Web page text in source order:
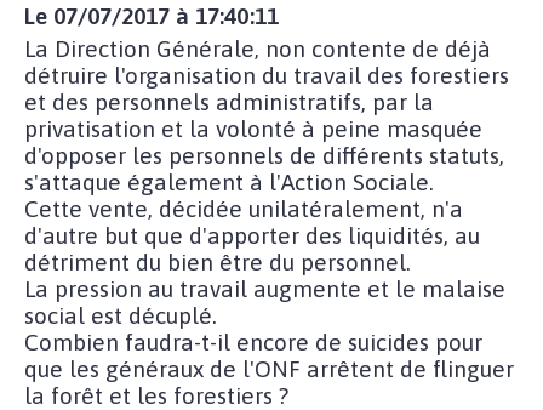
Le 07/07/2017 à 17:40:11
La Direction Générale, non contente de déjà
détruire l'organisation du travail des forestiers
et des personnels administratifs, par la
privatisation et la volonté à peine masquée
d'opposer les personnels de différents statuts,
s'attaque également à l'Action Sociale.
Cette vente, décidée unilatéralement, n'a
d'autre but que d'apporter des liquidités, au
détriment du bien être du personnel.
La pression au travail augmente et le malaise
social est décuplé.
Combien faudra-t-il encore de suicides pour
que les généraux de l'ONF arrêtent de flinguer
la forêt et les forestiers ?